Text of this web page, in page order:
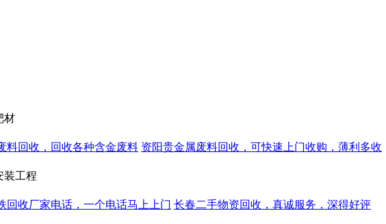
材
料回收，回收各种含金废料 资阳贵金属废料回收，可快速上门收购，薄利多收
装工程
回收厂家电话，一个电话马上上门 长春二手物资回收，真诚服务，深得好评